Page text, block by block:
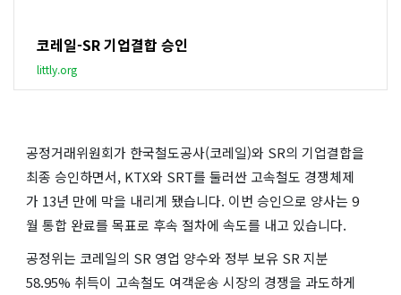
코레일-SR 기업결합 승인
littly.org
공정거래위원회가 한국철도공사(코레일)와 SR의 기업결합을
최종 승인하면서, KTX와 SRT를 둘러싼 고속철도 경쟁체제
가 13년 만에 막을 내리게 됐습니다. 이번 승인으로 양사는 9
월 통합 완료를 목표로 후속 절차에 속도를 내고 있습니다.
공정위는 코레일의 SR 영업 양수와 정부 보유 SR 지분
58.95% 취득이 고속철도 여객운송 시장의 경쟁을 과도하게